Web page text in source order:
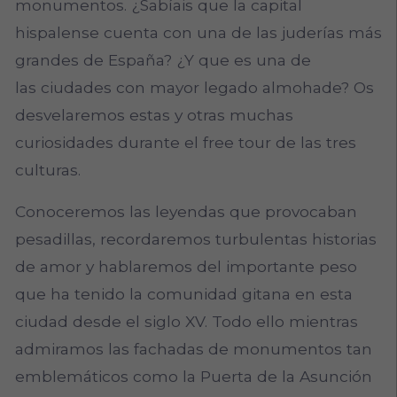
monumentos. ¿Sabíais que la capital
hispalense cuenta con una de las juderías más
grandes de España? ¿Y que es una de
las ciudades con mayor legado almohade? Os
desvelaremos estas y otras muchas
curiosidades durante el free tour de las tres
culturas.
Conoceremos las leyendas que provocaban
pesadillas, recordaremos turbulentas historias
de amor y hablaremos del importante peso
que ha tenido la comunidad gitana en esta
ciudad desde el siglo XV. Todo ello mientras
admiramos las fachadas de monumentos tan
emblemáticos como la Puerta de la Asunción